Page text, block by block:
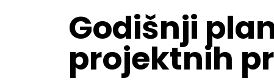
Godišnji
projektnih